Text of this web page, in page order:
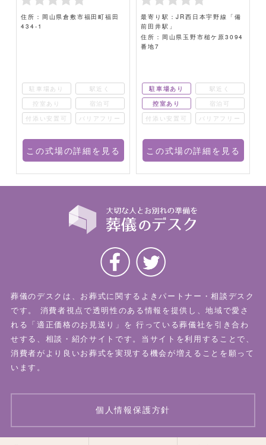
住所：岡山県倉敷市福田町福田
434-1
駐車場あり
駅近く
控室あり
宿泊可
付添い安置可
バリアフリー
この式場の詳細を見る
最寄り駅：JR西日本宇野線「備
前田井駅」
住所：岡山県玉野市槌ケ原3094
番地7
駐車場あり
駅近く
控室あり
宿泊可
付添い安置可
バリアフリー
この式場の詳細を見る
葬儀のデスクは、お葬式に関するよきパートナー・相談デスク
です。
消費者視点で透明性のある情報を提供し、地域で愛さ
れる「適正価格のお見送り」を 行っている葬儀社を引き合わ
せする、相談・紹介サイトです。当サイトを利用することで、
消費者がより良いお葬式を実現する機会が増えることを願って
います。
個人情報保護方針